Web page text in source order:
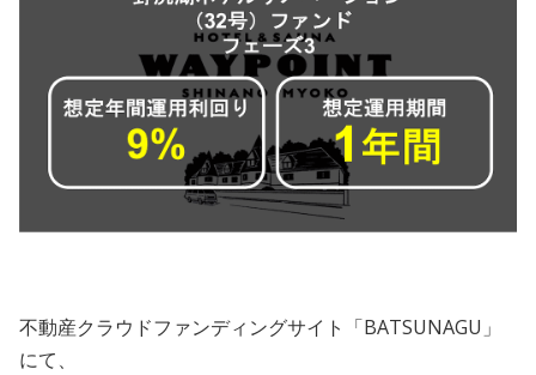
プライバシーポリシー
情報セキュリティポリシー
ソーシャルメディアポリシー
反社会的勢力に対する基本方針
外部送信、第三者提供、情報収集モジュールの有無
不動産クラウドファンディングサイト「BATSUNAGU」
にて、